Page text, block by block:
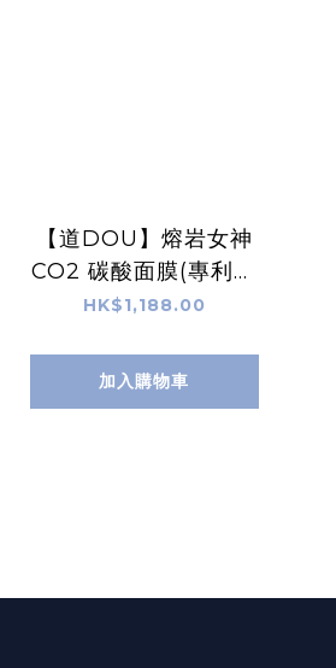
【道DOU】熔岩女神
CO2 碳酸面膜(專利配
方EX版) (10次裝) (40
HK$1,188.00
加入購物車